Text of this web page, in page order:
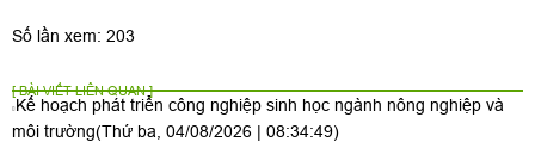
Số lần xem: 203
[ BÀI VIẾT LIÊN QUAN ]
Kế hoạch phát triển công nghiệp sinh học ngành nông nghiệp và
môi trường(Thứ ba, 04/08/2026 | 08:34:49)